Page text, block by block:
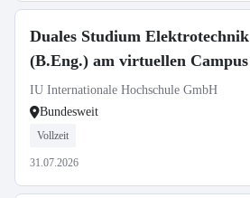
Duales Studium Elektrotechnik
(B.Eng.) am virtuellen Campus
IU Internationale Hochschule GmbH
Bundesweit
Vollzeit
31.07.2026